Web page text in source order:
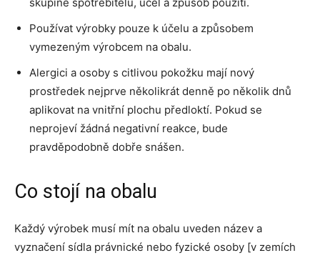
Používat výrobky pouze k účelu a způsobem
vymezeným výrobcem na obalu.
Alergici a osoby s citlivou pokožku mají nový
prostředek nejprve několikrát denně po několik dnů
aplikovat na vnitřní plochu předloktí. Pokud se
neprojeví žádná negativní reakce, bude
pravděpodobně dobře snášen.
Co stojí na obalu
Každý výrobek musí mít na obalu uveden název a
vyznačení sídla právnické nebo fyzické osoby [v zemích